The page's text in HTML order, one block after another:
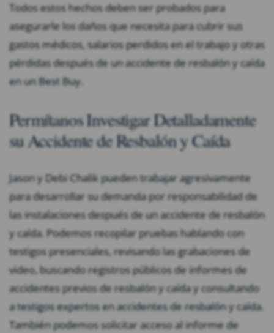
Todos estos hechos deben ser probados para
asegurarle los daños que necesita para cubrir sus
gastos médicos, salarios perdidos en el trabajo y otras
pérdidas después de un accidente de resbalón y caída
en un Best Buy.
Permítanos Investigar Detalladamente
su Accidente de Resbalón y Caída
Jason y Debi Chalik pueden trabajar agresivamente
para desarrollar su demanda por responsabilidad de
las instalaciones después de un accidente de resbalón
y caída. Podemos recopilar pruebas hablando con
testigos presenciales, revisando las grabaciones de
video, buscando registros públicos de informes de
accidentes previos de resbalón y caída y consultando
a testigos expertos en accidentes de resbalón y caída.
También podemos solicitar acceso al informe de